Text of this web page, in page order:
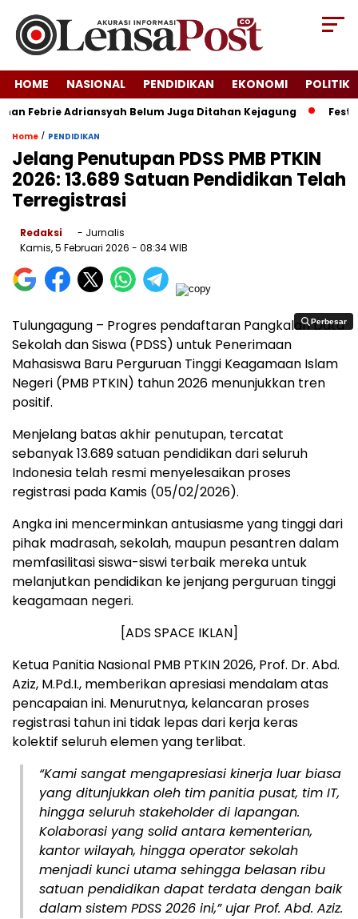
HOME NASIONAL PENDIDIKAN EKONOMI POLITIK
Febrie Adriansyah Belum Juga Ditahan Kejagung
Home / PENDIDIKAN
Jelang Penutupan PDSS PMB PTKIN
2026: 13.689 Satuan Pendidikan Telah
Terregistrasi
Redaksi
- Jurnalis
Kamis, 5 Februari 2026 - 08:34 WIB
Perbesar
Perbesar
Tulungagung – Progres pendaftaran Pangkalan Data
Sekolah dan Siswa (PDSS) untuk Penerimaan
Mahasiswa Baru Perguruan Tinggi Keagamaan Islam
Negeri (PMB PTKIN) tahun 2026 menunjukkan tren
positif.
Menjelang batas akhir penutupan, tercatat
sebanyak 13.689 satuan pendidikan dari seluruh
Indonesia telah resmi menyelesaikan proses
registrasi pada Kamis (05/02/2026).
Angka ini mencerminkan antusiasme yang tinggi dari
pihak madrasah, sekolah, maupun pesantren dalam
memfasilitasi siswa-siswi terbaik mereka untuk
melanjutkan pendidikan ke jenjang perguruan tinggi
keagamaan negeri.
[ADS SPACE IKLAN]
Ketua Panitia Nasional PMB PTKIN 2026, Prof. Dr. Abd.
Aziz, M.Pd.I., memberikan apresiasi mendalam atas
pencapaian ini. Menurutnya, kelancaran proses
registrasi tahun ini tidak lepas dari kerja keras
kolektif seluruh elemen yang terlibat.
“Kami sangat mengapresiasi kinerja luar biasa
yang ditunjukkan oleh tim panitia pusat, tim IT,
hingga seluruh stakeholder di lapangan.
Kolaborasi yang solid antara kementerian,
kantor wilayah, hingga operator sekolah
menjadi kunci utama sehingga belasan ribu
satuan pendidikan dapat terdata dengan baik
dalam sistem PDSS 2026 ini,” ujar Prof. Abd. Aziz.